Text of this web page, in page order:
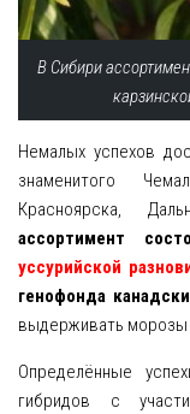
В Сибири
Немалых успехов
знаменитого
Красноярска,
ассортимент
уссурийской
генофонда
выдерживать морозы
Определённые
гибридов с